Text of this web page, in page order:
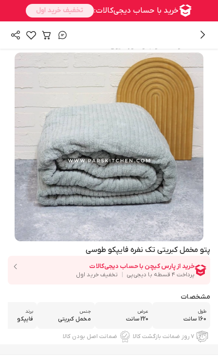
پتو مخمل کبریتی تک نفره فایپکو طوسی
مشخصات
طول
160 سانت
عرض
220 سانت
جنس
مخمل کبریتی
برند
فایپکو
۷ روز ضمانت بازگشت کالا ضمانت اصل بودن کالا